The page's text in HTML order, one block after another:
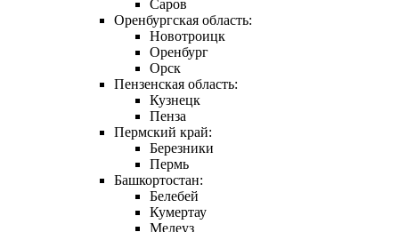
Саров
Оренбургская область:
Новотроицк
Оренбург
Орск
Пензенская область:
Кузнецк
Пенза
Пермский край:
Березники
Пермь
Башкортостан:
Белебей
Кумертау
Мелеуз